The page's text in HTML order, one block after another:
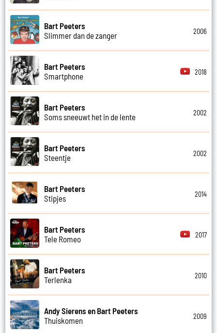
Bart Peeters
Slimmer dan de zanger
2006
Bart Peeters
Smartphone
2018
Bart Peeters
Soms sneeuwt het in de lente
2002
Bart Peeters
Steentje
2002
Bart Peeters
Stipjes
2014
Bart Peeters
Tele Romeo
2017
Bart Peeters
Terlenka
2010
Andy Sierens en Bart Peeters
Thuiskomen
2009